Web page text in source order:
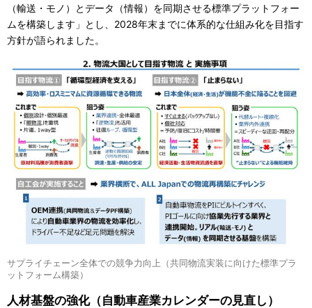
（輸送・モノ）とデータ（情報）を同期させる標準プラットフォー
ムを構築します」とし、2028年末までに体系的な仕組み化を目指す
方針が語られました。
サプライチェーン全体での競争力向上（共同物流実装に向けた標準プラ
ットフォーム構築）
人材基盤の強化（自動車産業カレンダーの見直し）